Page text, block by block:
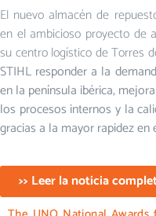
El nuevo almacén de
en el ambicioso proyecto de
su centro logístico de Torres
STIHL responder a la
en la península ibérica,
los procesos internos y la
gracias a la mayor rapidez
>> Leer la noticia